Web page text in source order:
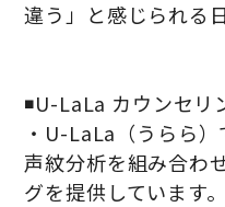
違う」と感じられる
◾️U-LaLa カウンセリ
・U-LaLa（うらら
声紋分析を組み合わ
グを提供しています。